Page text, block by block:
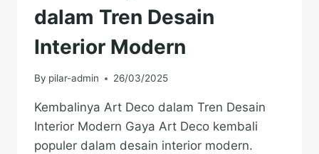
dalam Tren Desain
Interior Modern
By pilar-admin 26/03/2025
Kembalinya Art Deco dalam Tren Desain
Interior Modern Gaya Art Deco kembali
populer dalam desain interior modern.